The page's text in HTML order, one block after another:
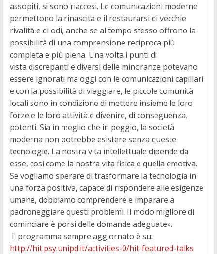
assopiti, si sono riaccesi. Le comunicazioni moderne
permettono la rinascita e il restaurarsi di vecchie
rivalità e di odi, anche se al tempo stesso offrono la
possibilità di una comprensione reciproca più
completa e più piena. Una volta i punti di
vista discrepanti e diversi delle minoranze potevano
essere ignorati ma oggi con le comunicazioni capillari
e con la possibilità di viaggiare, le piccole comunità
locali sono in condizione di mettere insieme le loro
forze e le loro attività e divenire, di conseguenza,
potenti. Sia in meglio che in peggio, la società
moderna non potrebbe esistere senza queste
tecnologie. La nostra vita intellettuale dipende da
esse, così come la nostra vita fisica e quella emotiva.
Se vogliamo sperare di trasformare la tecnologia in
una forza positiva, capace di rispondere alle esigenze
umane, dobbiamo comprendere e imparare a
padroneggiare questi problemi. Il modo migliore di
cominciare è porsi delle domande adeguate».
Il programma sempre aggiornato è su:
http://hit.psy.unipd.it/activities-0/hit-featured-talks